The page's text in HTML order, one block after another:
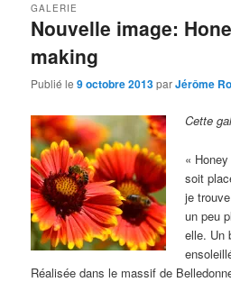
Nouvelle image:
making
GALERIE
Publié le9 octobre 2013parJérôme
Cette
«
soit
je
un peu
elle. Un
Réalisée dans le massif de